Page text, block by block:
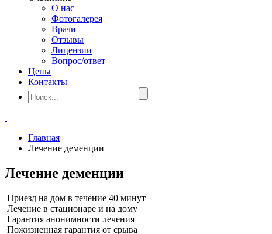
О нас
Фотогалерея
Врачи
Отзывы
Лицензии
Вопрос/ответ
Цены
Контакты
Главная
Лечение деменции
Лечение деменции
Приезд на дом в течение 40 минут
Лечение в стационаре и на дому
Гарантия анонимности лечения
Пожизненная гарантия от срыва